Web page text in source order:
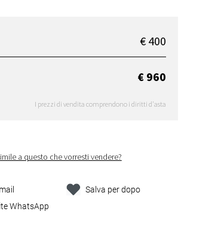
€ 400
€ 960
I prezzi di vendita comprendono i diritti d'asta
a questo che vorresti vendere?
WhatsApp
Salva per dopo